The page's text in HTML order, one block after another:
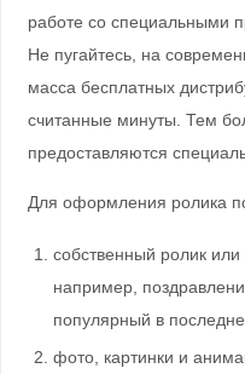
работе со специальными
Не пугайтесь, на
масса бесплатных
считанные минуты. Тем
предоставляются
Для оформления ролика
собственный ролик
например,
популярный в
фото, картинки и